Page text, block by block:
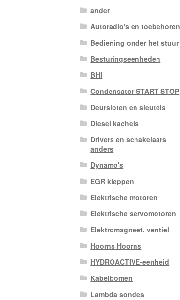
ander
Autoradio's en toebehoren
Bediening onder het stuur
Besturingseenheden
BHI
Condensator START STOP
Deursloten en sleutels
Diesel kachels
Drivers en schakelaars
anders
Dynamo's
EGR kleppen
Elektrische motoren
Elektrische servomotoren
Elektromagneet. ventiel
Hoorns Hoorns
HYDROACTIVE-eenheid
Kabelbomen
Lambda sondes